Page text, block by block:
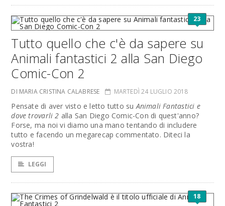
23
Tutto quello che c'è da sapere su
Animali fantastici 2 alla San Diego
Comic-Con 2
DI MARIA CRISTINA CALABRESE MARTEDÌ 24 LUGLIO 2018
Pensate di aver visto e letto tutto suAnimali Fantastici e
dove trovarli 2 alla San Diego Comic-Con di quest'anno?
Forse, ma noi vi diamo una mano tentando di includere
tutto e facendo un megarecap commentato. Diteci la
vostra!
LEGGI
18